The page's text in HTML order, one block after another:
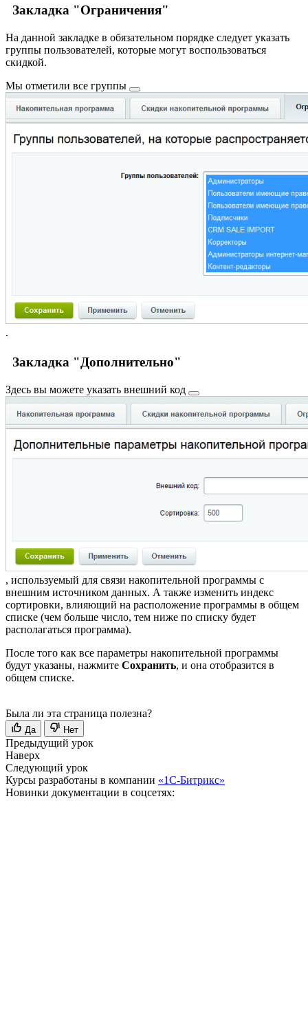
Закладка "Ограничения"
На данной закладке в обязательном порядке следует указать
группы пользователей, которые могут воспользоваться
скидкой.
Мы отметили все группы
.
Закладка "Дополнительно"
Здесь вы можете указать внешний код
, используемый для связи накопительной программы с
внешним источником данных. А также изменить индекс
сортировки, влияющий на расположение программы в общем
списке (чем больше число, тем ниже по списку будет
располагаться программа).
После того как все параметры накопительной программы
будут указаны, нажмите Сохранить, и она отобразится в
общем списке.
Была ли эта страница полезна?
Да Нет
Предыдущий урок
Наверх
Следующий урок
Курсы разработаны в компании «1С-Битрикс»
Новинки документации в соцсетях: